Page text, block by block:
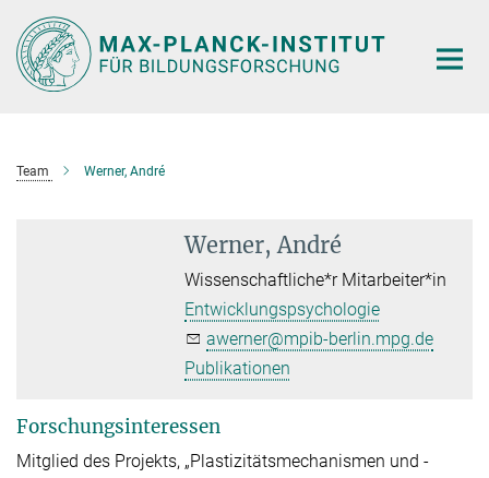
Hauptinhalt
Team Werner, André
Werner, André
Wissenschaftliche*r Mitarbeiter*in
Entwicklungspsychologie
awerner@mpib-berlin.mpg.de
Publikationen
Forschungsinteressen
Mitglied des Projekts, „Plastizitätsmechanismen und -